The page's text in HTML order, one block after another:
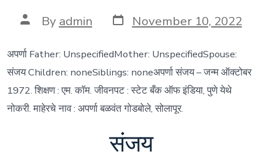
Post
author
By admin Post
date
November 10, 2022
अपर्णा Father: UnspecifiedMother: UnspecifiedSpouse:
संजय Children: noneSiblings: noneअपर्णा संजय – जन्म ऑक्टोबर
1972. शिक्षण : एम. कॉम. जीवनपट : स्टेट बँक ऑफ इंडिया, पुणे येथे
नोकरी. माहेरचे नाव : अपर्णा बळवंत गोडबोले, सोलापूर.
संजय